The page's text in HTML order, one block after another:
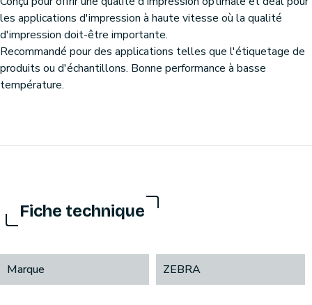
les applications d'impression à haute vitesse où la qualité
d'impression doit-être importante.
Recommandé pour des applications telles que l'étiquetage de
produits ou d'échantillons. Bonne performance à basse
température.
Fiche technique
Marque ZEBRA